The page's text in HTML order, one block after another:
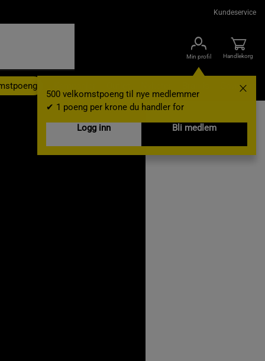
Kundeservice
Min profil
500 velkomstpoeng til nye medlemmer
✔ 1 poeng per krone du handler for
Logg inn
Bli medlem
Handlekorg
Gavekort